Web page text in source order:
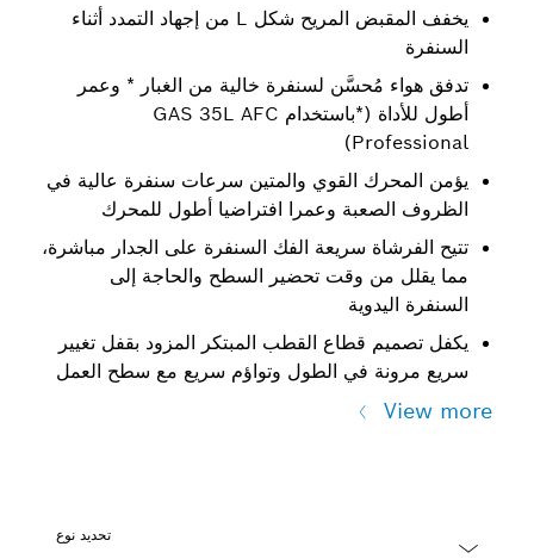
يخفف المقبض المريح شكل L من إجهاد التمدد أثناء
السنفرة
تدفق هواء مُحسَّن لسنفرة خالية من الغبار * وعمر
أطول للأداة (*باستخدام GAS 35L AFC
Professional)
يؤمن المحرك القوي والمتين سرعات سنفرة عالية في
الظروف الصعبة وعمرا افتراضيا أطول للمحرك
تتيح الفرشاة سريعة الفك السنفرة على الجدار مباشرة،
مما يقلل من وقت تحضير السطح والحاجة إلى
السنفرة اليدوية
يكفل تصميم قطاع القطب المبتكر المزود بقفل تغيير
سريع مرونة في الطول وتواؤم سريع مع سطح العمل
View more
تحديد نوع